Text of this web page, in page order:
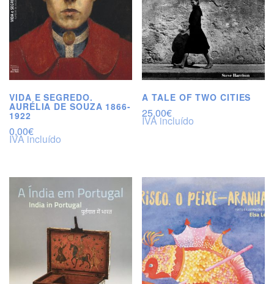
VIDA E SEGREDO.
AURÉLIA DE SOUZA 1866-
1922
0,00€
IVA incluído
A TALE OF TWO CITIES
25,00€
IVA incluído